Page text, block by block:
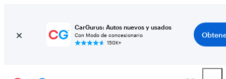
CarGurus: Autos nuevos y usados
Con Modo de concesionario
150K+